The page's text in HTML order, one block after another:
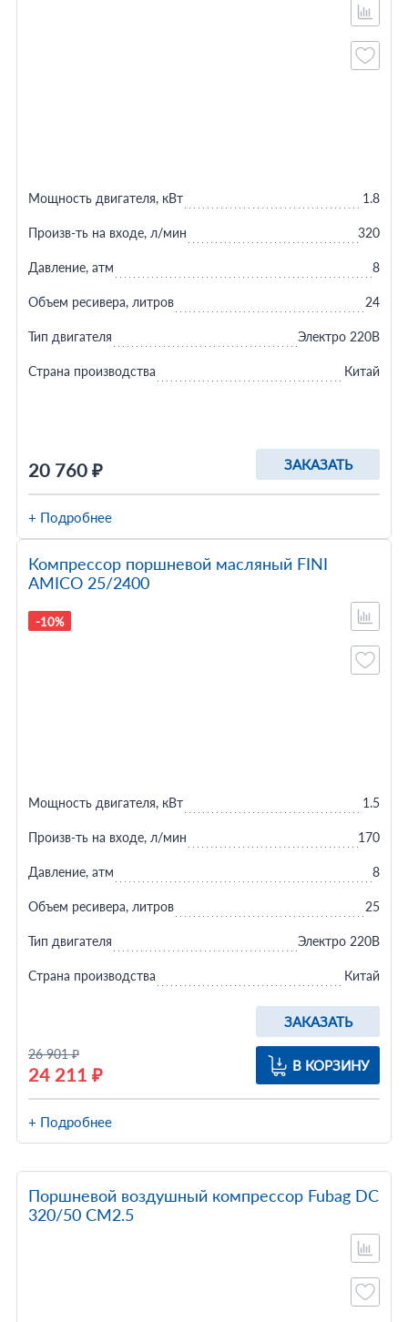
20 760 ₽ ЗАКАЗАТЬ
Мощность двигателя, кВт 1.8
Произв-ть на входе, л/мин 320
Давление, атм 8
Объем ресивера, литров 24
Тип двигателя Электро 220В
Страна производства Китай
+ Подробнее
Компрессор поршневой масляный FINI
AMICO 25/2400
-10%
26 901 ₽
24 211 ₽
ЗАКАЗАТЬ
В КОРЗИНУ
Мощность двигателя, кВт 1.5
Произв-ть на входе, л/мин 170
Давление, атм 8
Объем ресивера, литров 25
Тип двигателя Электро 220В
Страна производства Китай
+ Подробнее
Поршневой воздушный компрессор Fubag DС
320/50 CM2.5